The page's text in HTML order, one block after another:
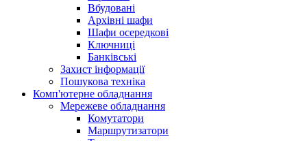
Вбудовані
Архівні шафи
Шафи осередкові
Ключниці
Банківські
Захист інформації
Пошукова техніка
Комп'ютерне обладнання
Мережеве обладнання
Комутатори
Маршрутизатори